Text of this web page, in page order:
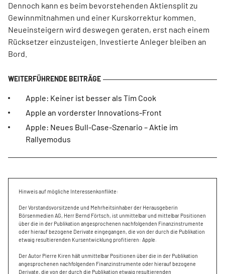
Dennoch kann es beim bevorstehenden Aktiensplit zu
Gewinnmitnahmen und einer Kurskorrektur kommen.
Neueinsteigern wird deswegen geraten, erst nach einem
Rücksetzer einzusteigen. Investierte Anleger bleiben an
Bord.
Apple: Keiner ist besser als Tim Cook
Apple an vorderster Innovations-Front
Apple: Neues Bull-Case-Szenario – Aktie im
Rallyemodus
Hinweis auf mögliche Interessenkonflikte:
Der Vorstandsvorsitzende und Mehrheitsinhaber der Herausgeberin
Börsenmedien AG, Herr Bernd Förtsch, ist unmittelbar und mittelbar Positionen
über die in der Publikation angesprochenen nachfolgenden Finanzinstrumente
oder hierauf bezogene Derivate eingegangen, die von der durch die Publikation
etwaig resultierenden Kursentwicklung profitieren: Apple.
Der Autor Pierre Kiren hält unmittelbar Positionen über die in der Publikation
angesprochenen nachfolgenden Finanzinstrumente oder hierauf bezogene
Derivate, die von der durch die Publikation etwaig resultierenden